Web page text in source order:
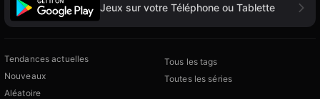
Jeux sur votre Téléphone ou Tablette
Tendances actuelles
Nouveaux
Aléatoire
Tous les tags
Toutes les séries